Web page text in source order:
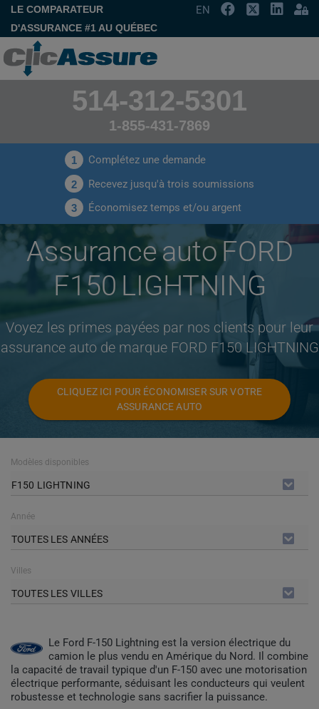
LE COMPARATEUR
D'ASSURANCE #1 AU QUÉBEC
EN
514-312-5301
1-855-431-7869
1 Complétez une demande
2 Recevez jusqu'à trois soumissions
3 Économisez temps et/ou argent
Assurance auto FORD
F150 LIGHTNING
Voyez les primes payées par nos clients pour leur
assurance auto de marque FORD F150 LIGHTNING
CLIQUEZ ICI POUR ÉCONOMISER SUR VOTRE
ASSURANCE AUTO
Modèles disponibles
F150 LIGHTNING
Année
TOUTES LES ANNÉES
Villes
TOUTES LES VILLES
Le Ford F-150 Lightning est la version électrique du
camion le plus vendu en Amérique du Nord. Il combine
la capacité de travail typique d'un F-150 avec une motorisation
électrique performante, séduisant les conducteurs qui veulent
robustesse et technologie sans sacrifier la puissance.